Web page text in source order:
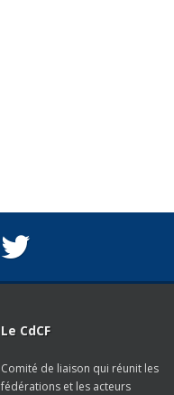
Le CdCF
Comité de liaison qui réunit les
fédérations et les acteurs